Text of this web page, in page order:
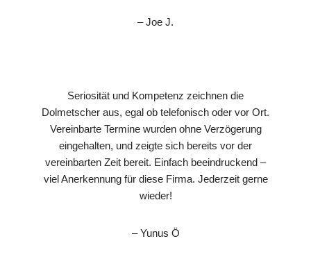
– Joe J.
Seriosität und Kompetenz zeichnen die
Dolmetscher aus, egal ob telefonisch oder vor Ort.
Vereinbarte Termine wurden ohne Verzögerung
eingehalten, und zeigte sich bereits vor der
vereinbarten Zeit bereit. Einfach beeindruckend –
viel Anerkennung für diese Firma. Jederzeit gerne
wieder!
– Yunus Ö